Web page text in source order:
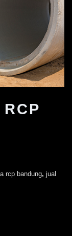
rcp bandung, jual